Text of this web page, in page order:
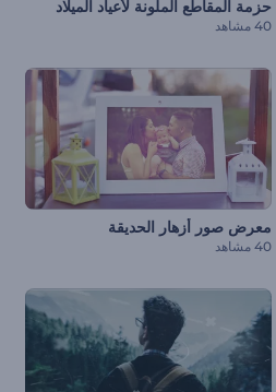
حزمة المقاطع الملونة لأعياد الميلاد
40 مشاهد
معرض صور أزهار الحديقة
40 مشاهد